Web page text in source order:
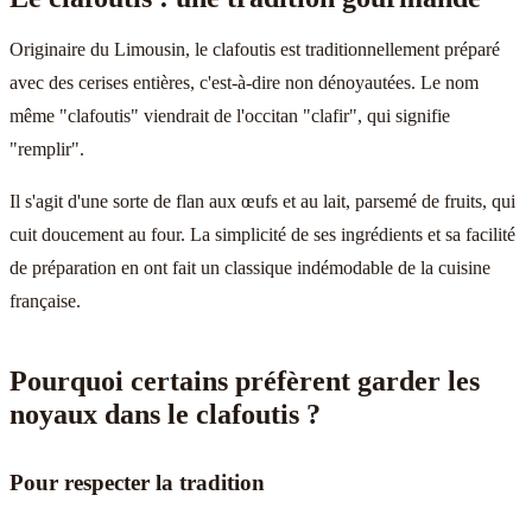
Originaire du Limousin, le clafoutis est traditionnellement préparé
avec des cerises entières, c'est-à-dire non dénoyautées. Le nom
même "clafoutis" viendrait de l'occitan "clafir", qui signifie
"remplir".
Il s'agit d'une sorte de flan aux œufs et au lait, parsemé de fruits, qui
cuit doucement au four. La simplicité de ses ingrédients et sa facilité
de préparation en ont fait un classique indémodable de la cuisine
française.
Pourquoi certains préfèrent garder les
noyaux dans le clafoutis ?
Pour respecter la tradition